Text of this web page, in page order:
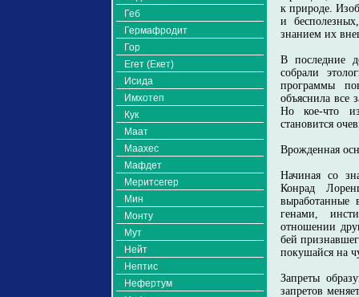
Геб
Гермафродит
Гор
Егет (Екет)
Исида
Имхотеп
Кук
Маат
Маахес
Мафдет
Меритсегер
Мин
Монту
Мут
Нейт
Нептис
Нефертум
к природе.
и
знанием их
В последние
собрали
программы
объяснила все
Но кое-что из
становится
Врожденная
Начиная со
Конрад
выработанные
генами,
отношении
бей
покушайся на
Запреты
запретов